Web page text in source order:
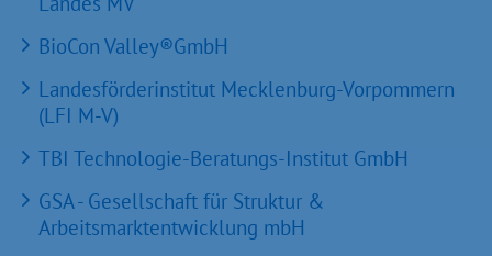
BioCon Valley®GmbH
Landesförderinstitut Mecklenburg-Vorpommern
(LFI M-V)
TBI Technologie-Beratungs-Institut GmbH
GSA - Gesellschaft für Struktur &
Arbeitsmarktentwicklung mbH